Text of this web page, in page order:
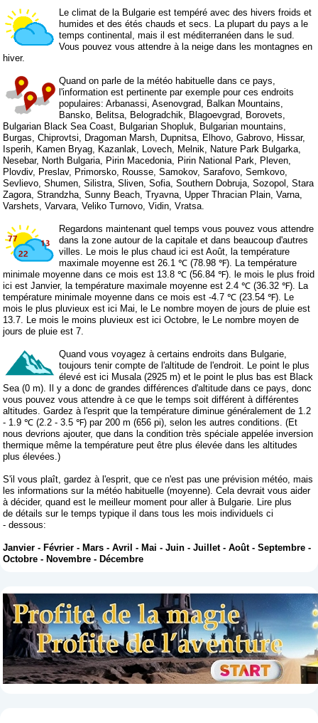
Le climat de la Bulgarie est tempéré avec des hivers froids et
humides et des étés chauds et secs. La plupart du pays a le
temps continental, mais il est méditerranéen dans le sud.
Vous pouvez vous attendre à la neige dans les montagnes en
hiver.
Quand on parle de la météo habituelle dans ce pays,
l'information est pertinente par exemple pour ces endroits
populaires: Arbanassi, Asenovgrad, Balkan Mountains,
Bansko, Belitsa, Belogradchik, Blagoevgrad, Borovets,
Bulgarian Black Sea Coast, Bulgarian Shopluk, Bulgarian mountains,
Burgas, Chiprovtsi, Dragoman Marsh, Dupnitsa, Elhovo, Gabrovo, Hissar,
Isperih, Kamen Bryag, Kazanlak, Lovech, Melnik, Nature Park Bulgarka,
Nesebar, North Bulgaria, Pirin Macedonia, Pirin National Park, Pleven,
Plovdiv, Preslav, Primorsko, Rousse, Samokov, Sarafovo, Semkovo,
Sevlievo, Shumen, Silistra, Sliven, Sofia, Southern Dobruja, Sozopol, Stara
Zagora, Strandzha, Sunny Beach, Tryavna, Upper Thracian Plain, Varna,
Varshets, Varvara, Veliko Turnovo, Vidin, Vratsa.
Regardons maintenant quel temps vous pouvez vous attendre
dans la zone autour de la capitale et dans beaucoup d'autres
villes. Le mois le plus chaud ici est Août, la température
maximale moyenne est 26.1 ℃ (78.98 ℉). La température
minimale moyenne dans ce mois est 13.8 ℃ (56.84 ℉). le mois le plus froid
ici est Janvier, la température maximale moyenne est 2.4 ℃ (36.32 ℉). La
température minimale moyenne dans ce mois est -4.7 ℃ (23.54 ℉). Le
mois le plus pluvieux est ici Mai, le Le nombre moyen de jours de pluie est
13.7. Le mois le moins pluvieux est ici Octobre, le Le nombre moyen de
jours de pluie est 7.
Quand vous voyagez à certains endroits dans Bulgarie,
toujours tenir compte de l'altitude de l'endroit. Le point le plus
élevé est ici Musala (2925 m) et le point le plus bas est Black
Sea (0 m). Il y a donc de grandes différences d'altitude dans ce pays, donc
vous pouvez vous attendre à ce que le temps soit différent à différentes
altitudes. Gardez à l'esprit que la température diminue généralement de 1.2
- 1.9 ℃ (2.2 - 3.5 ℉) par 200 m (656 pi), selon les autres conditions. (Et
nous devrions ajouter, que dans la condition très spéciale appelée inversion
thermique même la température peut être plus élevée dans les altitudes
plus élevées.)
S'il vous plaît, gardez à l'esprit, que ce n'est pas une prévision météo, mais
les informations sur la météo habituelle (moyenne). Cela devrait vous aider
à décider, quand est le meilleur moment pour aller à Bulgarie. Lire plus
de détails sur le temps typique il dans tous les mois individuels ci
- dessous:
Janvier -Février -Mars -Avril -Mai -Juin -Juillet-Août-Septembre -
Octobre -Novembre -Décembre